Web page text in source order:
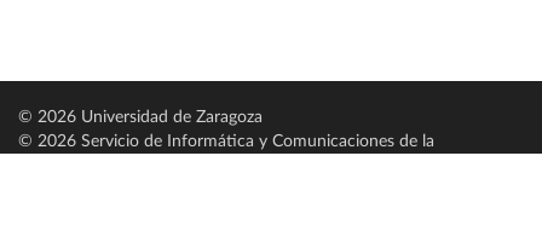
© 2026 Universidad de Zaragoza
© 2026 Servicio de Informática y Comunicaciones de la